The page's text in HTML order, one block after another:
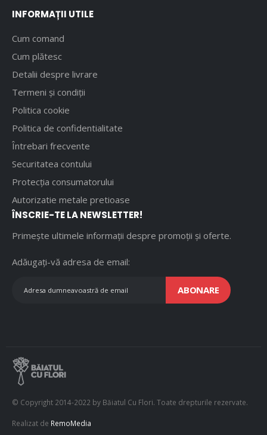
INFORMAȚII UTILE
Cum comand
Cum plătesc
Detalii despre livrare
Termeni și condiții
Politica cookie
Politica de confidentialitate
Întrebari frecvente
Securitatea contului
Protecția consumatorului
Autorizatie metale pretioase
ÎNSCRIE-TE LA NEWSLETTER!
Primește ultimele informații despre promoții și oferte.
Adăugați-vă adresa de email:
ABONARE
© Copyright 2014-2022 by Băiatul Cu Flori. Toate drepturile rezervate.
Realizat de RemoMedia